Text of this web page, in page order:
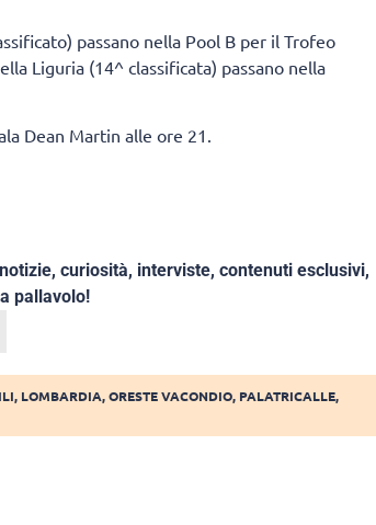
passano nella Pool B per il Trofeo
Liguria (14^ classificata) passano nella
Dean Martin alle ore 21.
curiosità, interviste, contenuti esclusivi,
pallavolo!
, LOMBARDIA,ORESTE VACONDIO, PALATRICALLE,